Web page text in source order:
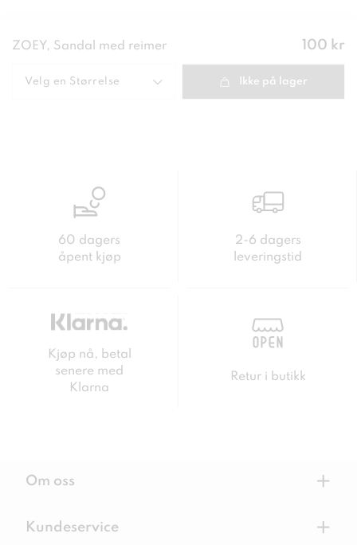
ZOEY, Sandal med reimer Pris:
100 kr
Velg en Størrelse Ikke på lager
60 dagers
åpent kjøp
2-6 dagers
leveringstid
Kjøp nå, betal
senere med
Klarna
Retur i butikk
Om oss +
Kundeservice +